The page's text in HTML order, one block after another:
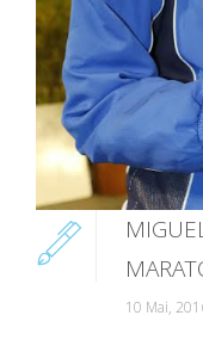
10 Mai,